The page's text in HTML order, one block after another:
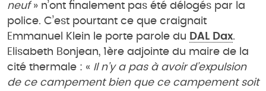
neuf» n’ont finalement pas été délogés par la
police. C’est pourtant ce que craignait
Emmanuel Klein le porte parole du DAL Dax.
Elisabeth Bonjean, 1ère adjointe du maire de la
cité thermale : « Il n’y a pas à avoir d’expulsion
de ce campement bien que ce campement soit